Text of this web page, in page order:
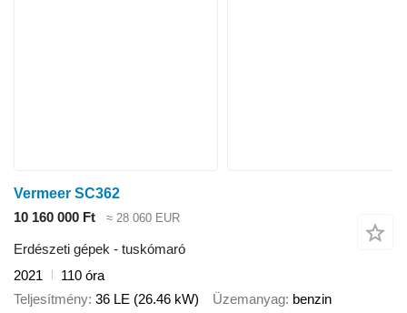
Vermeer SC362
10 160 000 Ft
≈ 28 060 EUR
Erdészeti gépek - tuskómaró
2021
110 óra
Teljesítmény 36 LE (26.46 kW) Üzemanyag benzin